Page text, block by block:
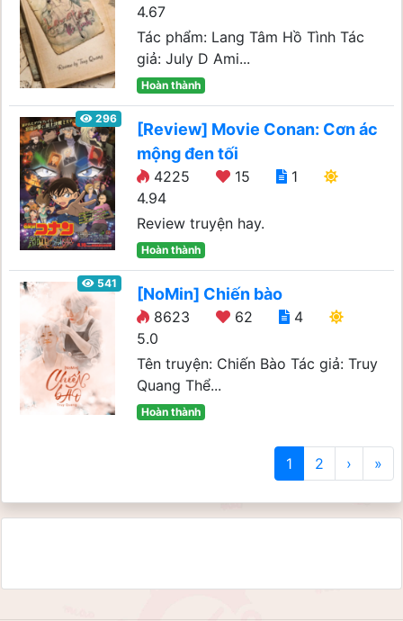
4.67
Tác phẩm: Lang Tâm Hồ Tình Tác
giả: July D Ami...
Hoàn thành
296
[Review] Movie Conan: Cơn ác
mộng đen tối
4225 15
1
4.94
Review truyện hay.
Hoàn thành
541
[NoMin] Chiến bào
8623 62
4
5.0
Tên truyện: Chiến Bào Tác giả: Truy
Quang Thể...
Hoàn thành
1 2 › »